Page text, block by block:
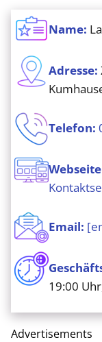
Name:
Adresse:
Telefon:
Email:
19:00
Advertisements